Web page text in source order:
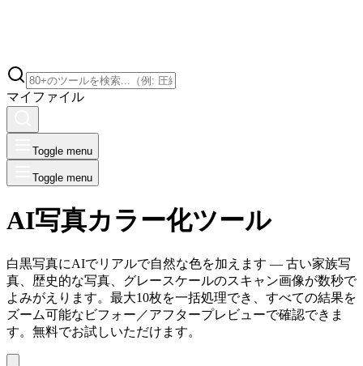
マイファイル
Toggle menu
Toggle menu
AI写真カラー化ツール
白黒写真にAIでリアルで自然な色を加えます — 古い家族写
真、歴史的な写真、グレースケールのスキャン画像が数秒で
よみがえります。最大10枚を一括処理でき、すべての結果を
ズーム可能なビフォー／アフタープレビューで確認できま
す。無料でお試しいただけます。